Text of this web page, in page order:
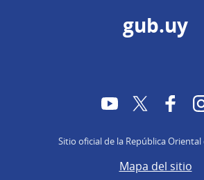
gub.uy
YouTubeTwitter
Sitio oficial de la República
Mapa del sitio